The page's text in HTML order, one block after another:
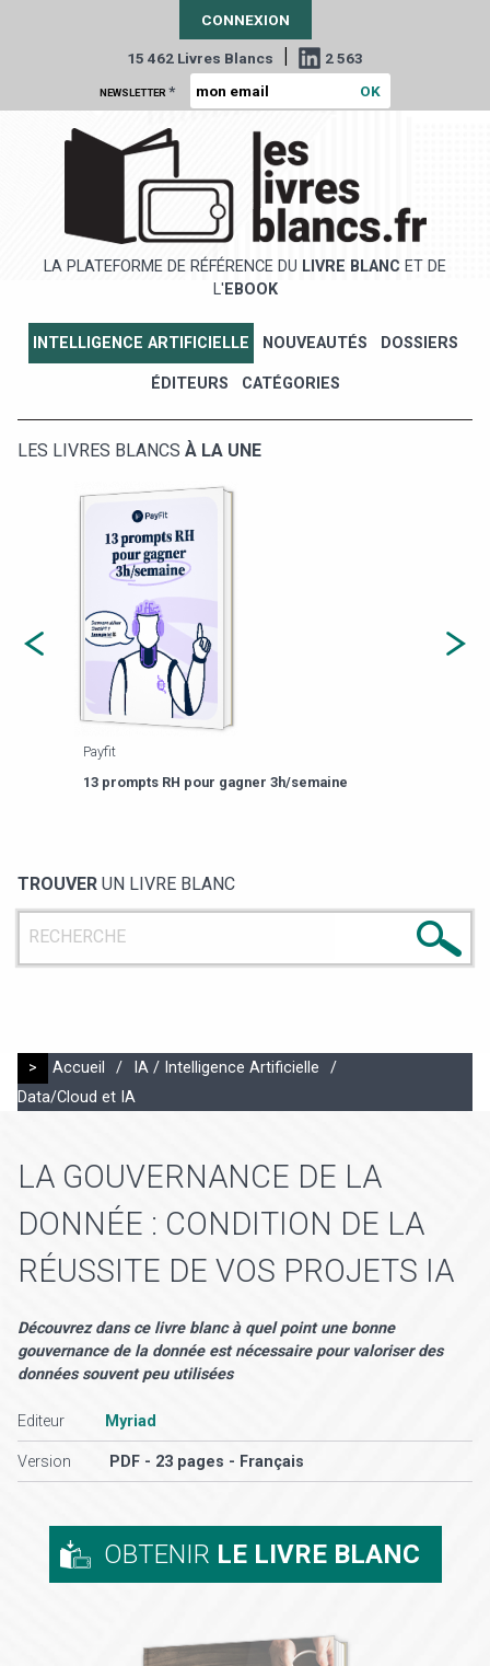
CONNEXION
15 462 Livres Blancs | 2 563
NEWSLETTER *
LA PLATEFORME DE RÉFÉRENCE DU LIVRE BLANC ET DE
L' EBOOK
INTELLIGENCE ARTIFICIELLE NOUVEAUTÉS DOSSIERS
ÉDITEURS CATÉGORIES
LES LIVRES BLANCS À LA UNE
Payfit
13 prompts RH pour gagner 3h/semaine
TROUVER UN LIVRE BLANC
> Accueil / IA / Intelligence Artificielle
/
Data/Cloud et IA
LA GOUVERNANCE DE LA
DONNÉE : CONDITION DE LA
RÉUSSITE DE VOS PROJETS IA
Découvrez dans ce livre blanc à quel point une bonne
gouvernance de la donnée est nécessaire pour valoriser des
données souvent peu utilisées
Editeur Myriad
Version PDF - 23 pages - Français
OBTENIR LE LIVRE BLANC